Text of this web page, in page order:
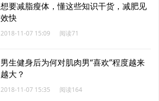
想要减脂瘦体，懂这些知识干货，减肥见
效快
2018-11-07 15:09 阅读71
男生健身后为何对肌肉男“喜欢”程度越来
越大？
2018-11-07 15:35 阅读164